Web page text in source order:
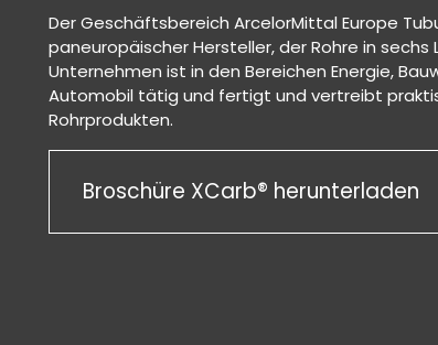
Der Geschäftsbereich ArcelorMittal Europe
paneuropäischer Hersteller, der Rohre in sechs
Unternehmen ist in den Bereichen Energie,
Automobil tätig und fertigt und vertreibt
Rohrprodukten.
Broschüre XCarb® herunterladen